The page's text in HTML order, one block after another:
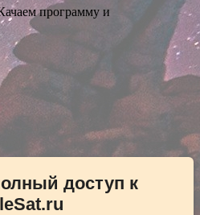
программу и
доступ к